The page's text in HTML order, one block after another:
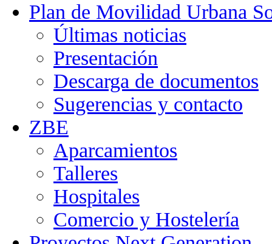
Plan de Movilidad Urbana
Últimas noticias
Presentación
Descarga de documentos
Sugerencias y contacto
ZBE
Aparcamientos
Talleres
Hospitales
Comercio y Hostelería